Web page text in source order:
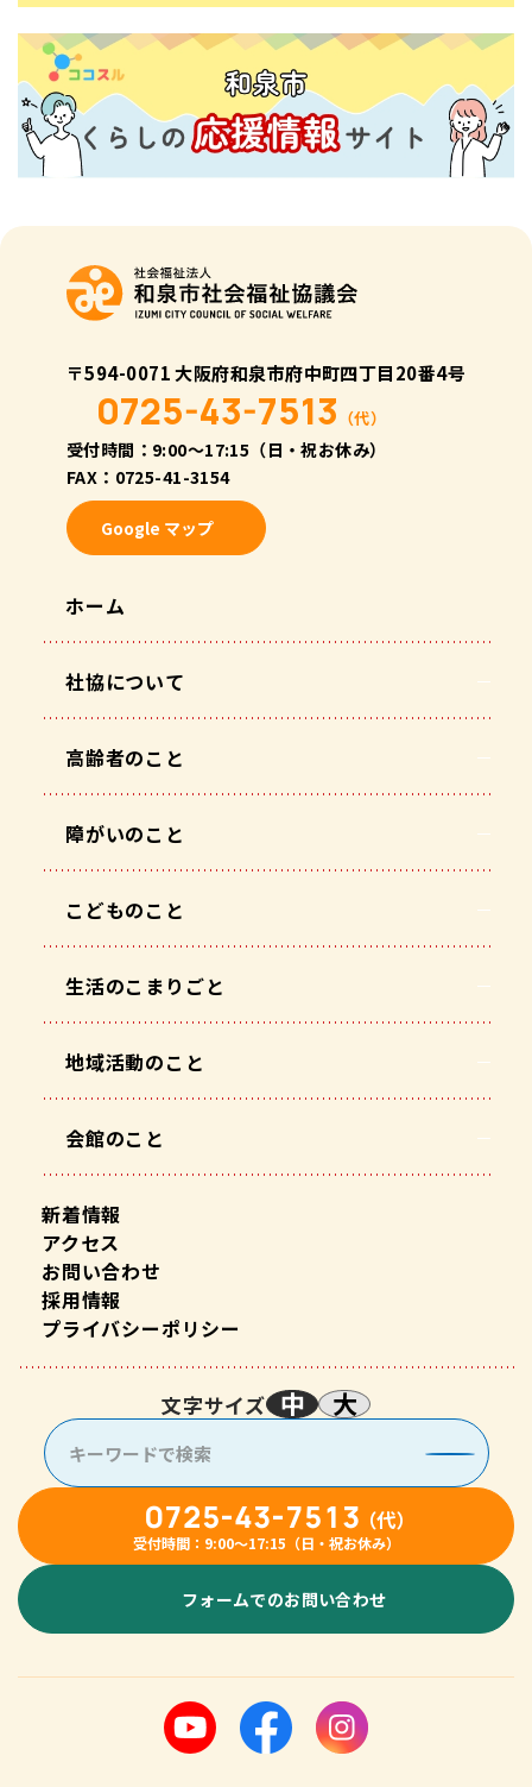
〒594-0071 大阪府和泉市府中町四丁目20番4号
0725-43-7513 （代）
受付時間：9:00〜17:15（日・祝お休み）
FAX：0725-41-3154
Google マップ
ホーム
社協について
高齢者のこと
障がいのこと
こどものこと
生活のこまりごと
地域活動のこと
会館のこと
新着情報
アクセス
お問い合わせ
採用情報
プライバシーポリシー
文字サイズ 中 大
0725-43-7513（代）
受付時間：9:00〜17:15（日・祝お休み）
フォームでのお問い合わせ